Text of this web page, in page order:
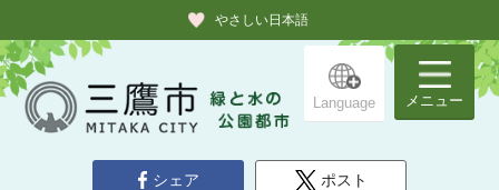
やさしい日本語
Language メニュー
シェア ポスト